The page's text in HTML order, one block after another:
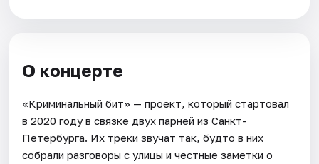
О концерте
«Криминальный бит» — проект, который стартовал
в 2020 году в связке двух парней из Санкт-
Петербурга. Их треки звучат так, будто в них
собрали разговоры с улицы и честные заметки о